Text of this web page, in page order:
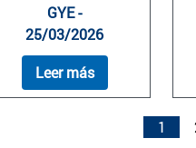
GYE -
25/03/2026
Leer más
1